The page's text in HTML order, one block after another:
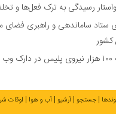
رسیدگی به ترک فعل‌ها و
ساماندهی و راهبری فضای
کشور
جستجو آرشیو آب و هوا اوقات